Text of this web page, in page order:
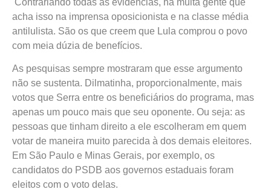
acha isso na imprensa oposicionista e na classe média
antilulista. São os que creem que Lula comprou o povo
com meia dúzia de benefícios.
As pesquisas sempre mostraram que esse argumento
não se sustenta. Dilmatinha, proporcionalmente, mais
votos que Serra entre os beneficiários do programa, mas
apenas um pouco mais que seu oponente. Ou seja: as
pessoas que tinham direito a ele escolheram em quem
votar de maneira muito parecida à dos demais eleitores.
Em São Paulo e Minas Gerais, por exemplo, os
candidatos do PSDB aos governos estaduais foram
eleitos com o voto delas.